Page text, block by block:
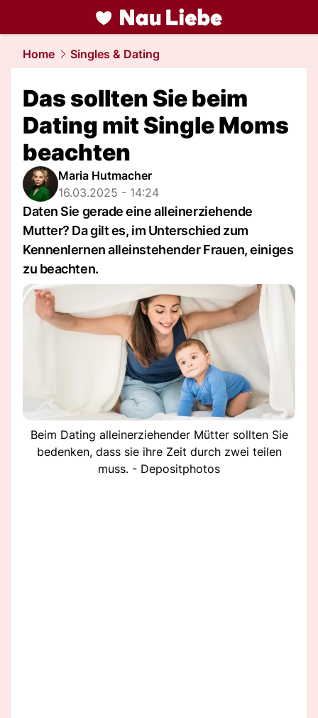
liebe.NAU.ch
Home Singles & Dating
Das sollten Sie beim
Dating mit Single Moms
beachten
Maria Hutmacher
16.03.2025 - 14:24
Daten Sie gerade eine alleinerziehende
Mutter? Da gilt es, im Unterschied zum
Kennenlernen alleinstehender Frauen, einiges
zu beachten.
Beim Dating alleinerziehender Mütter sollten Sie
bedenken, dass sie ihre Zeit durch zwei teilen
muss. - Depositphotos